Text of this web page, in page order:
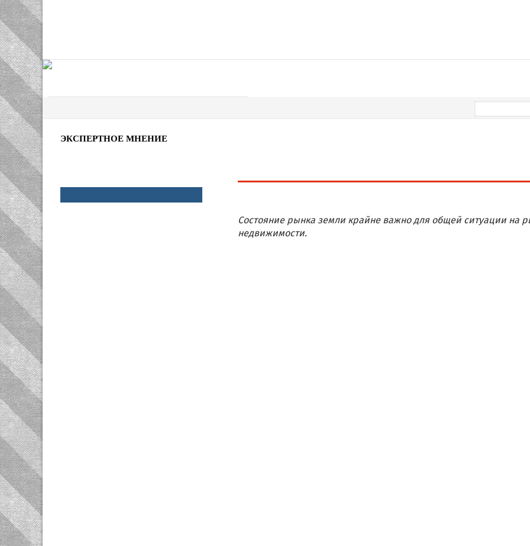
ЭКСПЕРТНОЕ МНЕНИЕ
Состояние рынка земли крайне важно для общей ситуации на
недвижимости.